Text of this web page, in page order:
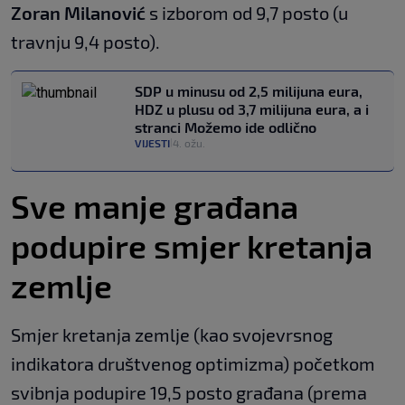
Zoran Milanović s izborom od 9,7 posto (u
travnju 9,4 posto).
SDP u minusu od 2,5 milijuna eura,
HDZ u plusu od 3,7 milijuna eura, a i
stranci Možemo ide odlično
VIJESTI 4. ožu.
Sve manje građana
podupire smjer kretanja
zemlje
Smjer kretanja zemlje (kao svojevrsnog
indikatora društvenog optimizma) početkom
svibnja podupire 19,5 posto građana (prema